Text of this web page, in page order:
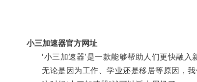
小三加速器官方网址
‘小三加速器’是一款能够帮助人们更快融入
无论是因为工作、学业还是移居等原因，我